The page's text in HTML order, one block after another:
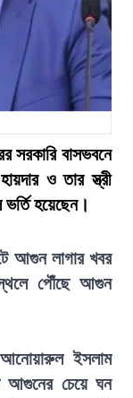
সরকারি বাসভবনে
ও তার স্ত্রী
হয়েছেন।
আগুন লাগার খবর
পৌঁছে আগুন
আনোয়ারুল ইসলাম
আগুনের চেয়ে ঘন